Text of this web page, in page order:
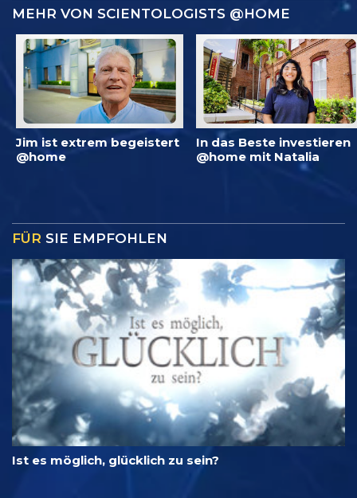
MEHR VON SCIENTOLOGISTS @HOME
Jim ist extrem begeistert
@home
In das Beste investieren
@home mit Natalia
FÜR SIE EMPFOHLEN
Ist es möglich, glücklich zu sein?